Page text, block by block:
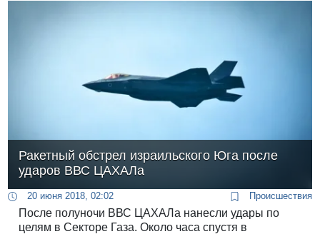
Ракетный обстрел израильского Юга после
ударов ВВС ЦАХАЛа
20 июня 2018, 02:02 Происшествия
После полуночи ВВС ЦАХАЛа нанесли удары по
целям в Секторе Газа. Около часа спустя в